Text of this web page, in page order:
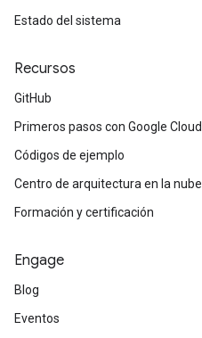
Estado del sistema
Recursos
GitHub
Primeros pasos con Google Cloud
Códigos de ejemplo
Centro de arquitectura en la nube
Formación y certificación
Engage
Blog
Eventos